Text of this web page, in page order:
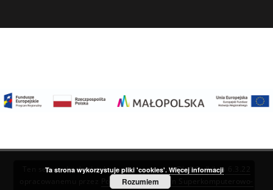
Ten serwis działa dzięki oprogramowaniuDInGO dLibra 6.3.22
Poznańskie Centrum Superkomputerowo-
Ta strona wykorzystuje pliki 'cookies'. Więcej informacji
Rozumiem